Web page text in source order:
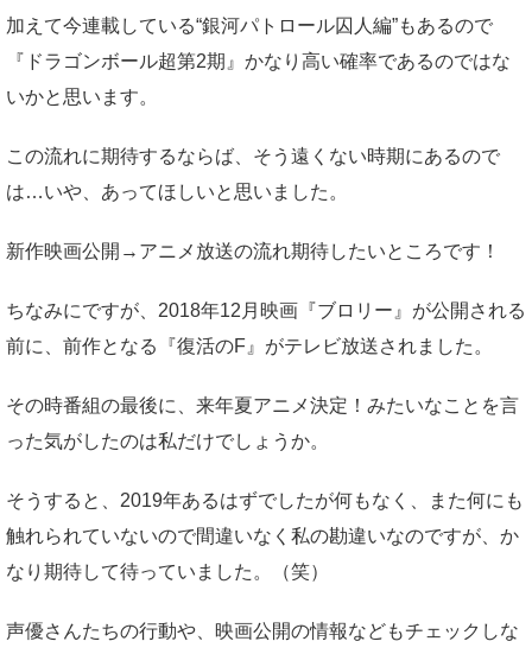
加えて今連載している“銀河パトロール囚人編”もあるので
『ドラゴンボール超第2期』かなり高い確率であるのではな
いかと思います。
この流れに期待するならば、そう遠くない時期にあるので
は…いや、あってほしいと思いました。
新作映画公開→アニメ放送の流れ期待したいところです！
ちなみにですが、2018年12月映画『ブロリー』が公開される
前に、前作となる『復活のF』がテレビ放送されました。
その時番組の最後に、来年夏アニメ決定！みたいなことを言
った気がしたのは私だけでしょうか。
そうすると、2019年あるはずでしたが何もなく、また何にも
触れられていないので間違いなく私の勘違いなのですが、か
なり期待して待っていました。（笑）
声優さんたちの行動や、映画公開の情報などもチェックしな